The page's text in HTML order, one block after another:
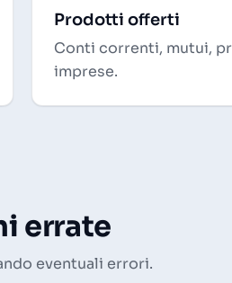
Prodotti offerti
Conti correnti, mutui,
imprese.
errate
eventuali errori.